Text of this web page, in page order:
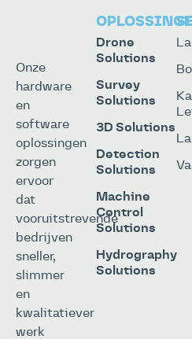
Onze
hardware
en
software
oplossingen
zorgen
ervoor
dat
vooruitstrevende
bedrijven
sneller,
slimmer
en
kwalitatiever
werk
Drone
Solutions
Survey
Solutions
3D Solutions
Detection
Solutions
Machine
Control
Solutions
Hydrography
Solutions